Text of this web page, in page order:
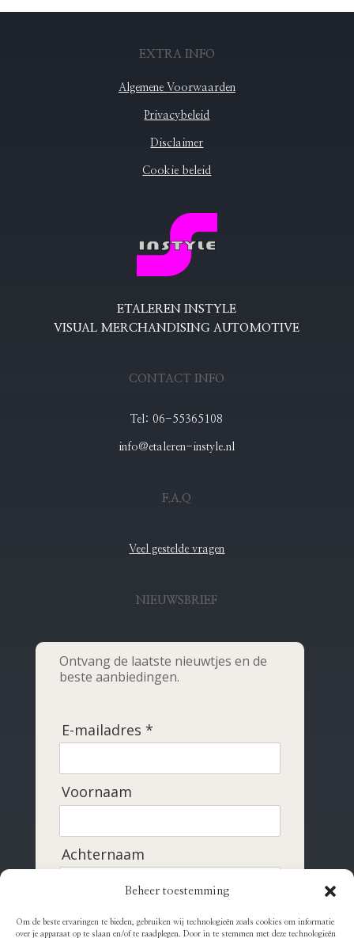
Beheer toestemming
Om de beste ervaringen te bieden, gebruiken wij technologieën zoals cookies om informatie
over je apparaat op te slaan en/of te raadplegen. Door in te stemmen met deze technologieën
EXTRA INFO
Algemene Voorwaarden
Privacybeleid
Disclaimer
Cookie beleid
ETALEREN INSTYLE
VISUAL MERCHANDISING AUTOMOTIVE
CONTACT INFO
Tel: 06-55365108
info@etaleren-instyle.nl
F.A.Q
Veel gestelde vragen
NIEUWSBRIEF
Ontvang de laatste nieuwtjes en de
beste aanbiedingen.
E-mailadres *
Voornaam
Achternaam
Inschrijven